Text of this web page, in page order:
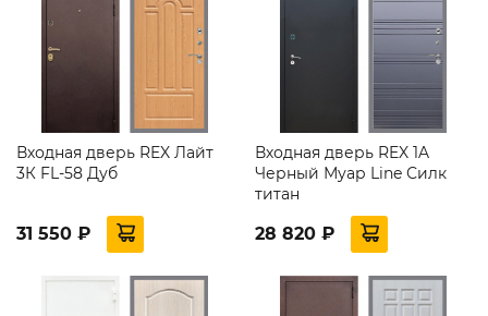
Входная дверь REX Лайт
3К FL-58 Дуб
31 550 ₽
Входная дверь REX 1A
Черный Муар Line Силк
титан
28 820 ₽